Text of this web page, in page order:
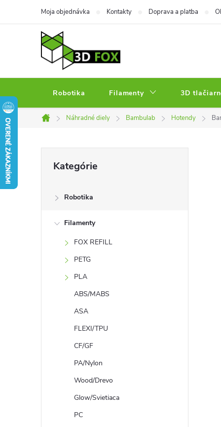
Moja objednávka Kontakty Doprava a platba
Robotika Filamenty 3D
Domov
Náhradné diely Bambulab Hotendy
kategórie
Kategórie
Robotika
Filamenty
FOX REFILL
PETG
PLA
ABS/MABS
ASA
FLEXI/TPU
CF/GF
PA/Nylon
Wood/Drevo
Glow/Svietiaca
PC